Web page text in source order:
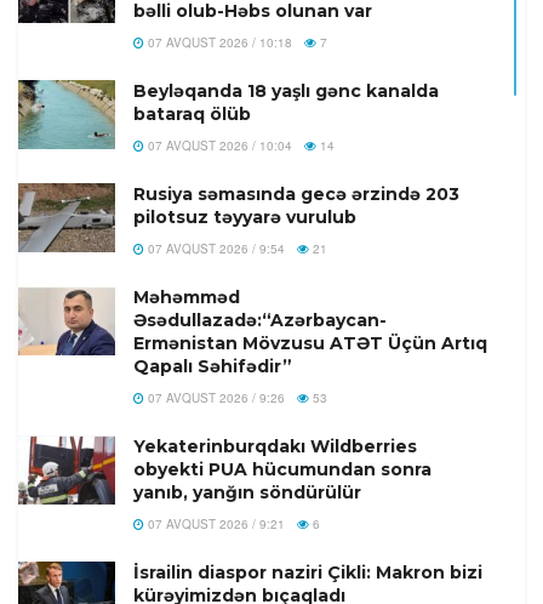
bəlli olub-Həbs olunan var
07 AVQUST 2026 / 10:18 7
Beyləqanda 18 yaşlı gənc kanalda
bataraq ölüb
07 AVQUST 2026 / 10:04 14
Rusiya səmasında gecə ərzində 203
pilotsuz təyyarə vurulub
07 AVQUST 2026 / 9:54 21
Məhəmməd
Əsədullazadə:“Azərbaycan-
Ermənistan Mövzusu ATƏT Üçün Artıq
Qapalı Səhifədir”
07 AVQUST 2026 / 9:26 53
Yekaterinburqdakı Wildberries
obyekti PUA hücumundan sonra
yanıb, yanğın söndürülür
07 AVQUST 2026 / 9:21 6
İsrailin diaspor naziri Çikli: Makron bizi
kürəyimizdən bıçaqladı